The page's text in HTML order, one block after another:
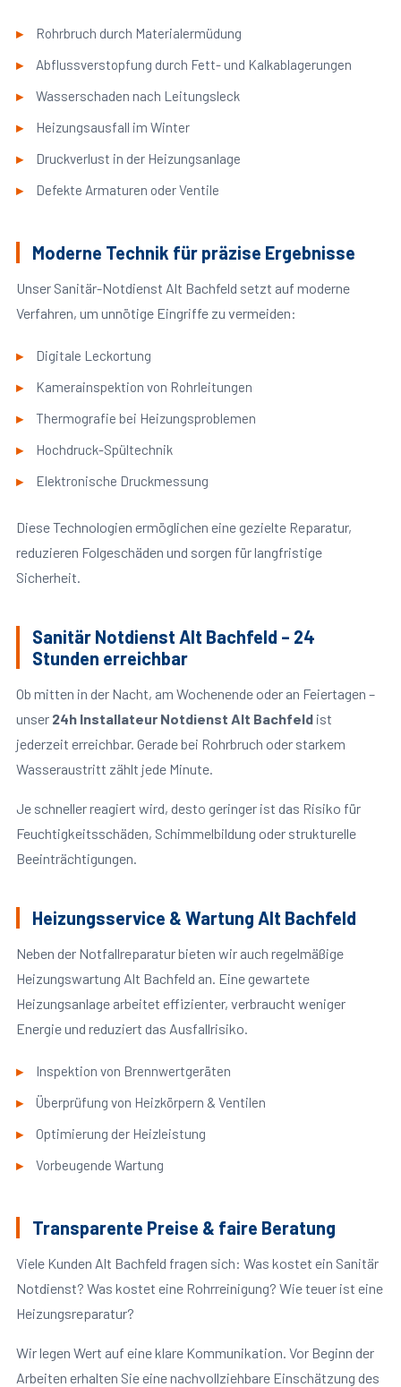
Rohrbruch durch Materialermüdung
Abflussverstopfung durch Fett- und Kalkablagerungen
Wasserschaden nach Leitungsleck
Heizungsausfall im Winter
Druckverlust in der Heizungsanlage
Defekte Armaturen oder Ventile
Moderne Technik für präzise Ergebnisse
Unser Sanitär-Notdienst Alt Bachfeld setzt auf moderne
Verfahren, um unnötige Eingriffe zu vermeiden:
Digitale Leckortung
Kamerainspektion von Rohrleitungen
Thermografie bei Heizungsproblemen
Hochdruck-Spültechnik
Elektronische Druckmessung
Diese Technologien ermöglichen eine gezielte Reparatur,
reduzieren Folgeschäden und sorgen für langfristige
Sicherheit.
Sanitär Notdienst Alt Bachfeld – 24
Stunden erreichbar
Ob mitten in der Nacht, am Wochenende oder an Feiertagen –
unser 24h Installateur Notdienst Alt Bachfeldist
jederzeit erreichbar. Gerade bei Rohrbruch oder starkem
Wasseraustritt zählt jede Minute.
Je schneller reagiert wird, desto geringer ist das Risiko für
Feuchtigkeitsschäden, Schimmelbildung oder strukturelle
Beeinträchtigungen.
Heizungsservice & Wartung Alt Bachfeld
Neben der Notfallreparatur bieten wir auch regelmäßige
Heizungswartung Alt Bachfeld an. Eine gewartete
Heizungsanlage arbeitet effizienter, verbraucht weniger
Energie und reduziert das Ausfallrisiko.
Inspektion von Brennwertgeräten
Überprüfung von Heizkörpern & Ventilen
Optimierung der Heizleistung
Vorbeugende Wartung
Transparente Preise & faire Beratung
Viele Kunden Alt Bachfeld fragen sich: Was kostet ein Sanitär
Notdienst? Was kostet eine Rohrreinigung? Wie teuer ist eine
Heizungsreparatur?
Wir legen Wert auf eine klare Kommunikation. Vor Beginn der
Arbeiten erhalten Sie eine nachvollziehbare Einschätzung des